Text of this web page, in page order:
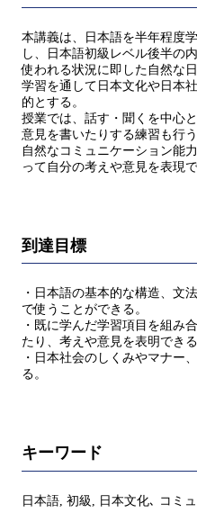
本講義は、日本語を半年程度
し、日本語初級レベル後半の
使われる状況に即した自然な
学習を通して日本文化や日本
的とする。
授業では、話す・聞くを中心
意見を書いたりする練習も行
自然なコミュニケーション能
って自分の考えや意見を表現
到達目標
・日本語の基本的な構造、文
で使うことができる。
・既に学んだ学習項目を組み
たり、考えや意見を表明でき
・日本社会のしくみやマナー
る。
キーワード
日本語, 初級, 日本文化､ コミ